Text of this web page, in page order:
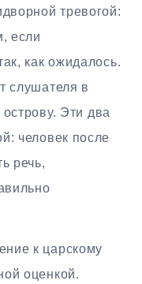
тревогой:
если
как ожидалось.
слушателя в
Эти два
человек после
речь,
к царскому
оценкой.